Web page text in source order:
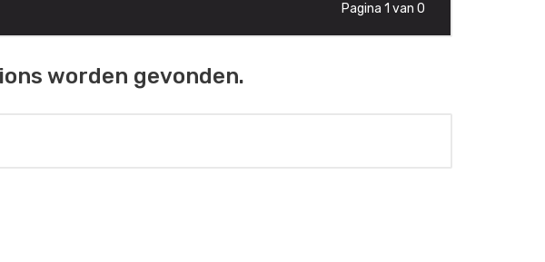
Pagina 1 van 0
worden gevonden.